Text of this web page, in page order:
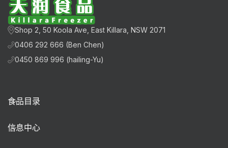
Shop 2, 50 Koola Ave, East Killara, NSW 2071
0406 292 666 (Ben Chen)
0450 869 996 (hailing-Yu)
食品目录
信息中心